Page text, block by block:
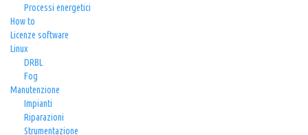
Processi energetici
How to
Licenze software
Linux
DRBL
Fog
Manutenzione
Impianti
Riparazioni
Strumentazione